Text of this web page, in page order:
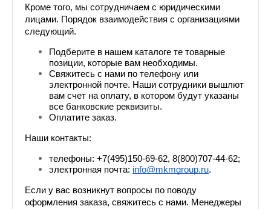
Кроме того, мы сотрудничаем с юридическими
лицами. Порядок взаимодействия с организациями
следующий.
Подберите в нашем каталоге те товарные
позиции, которые вам необходимы.
Свяжитесь с нами по телефону или
электронной почте. Наши сотрудники вышлют
вам счет на оплату, в котором будут указаны
все банковские реквизиты.
Оплатите заказ.
Наши контакты:
телефоны: +7(495)150-69-62, 8(800)707-44-62;
электронная почта: info@mkmgroup.ru.
Если у вас возникнут вопросы по поводу
оформления заказа, свяжитесь с нами. Менеджеры